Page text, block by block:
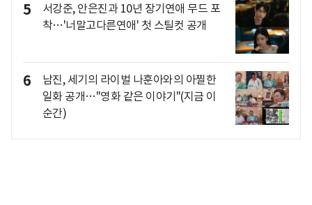
5
서강준, 안은진과 10년 장기연애 무드 포
착…'너말고다른연애' 첫 스틸컷 공개
6
남진, 세기의 라이벌 나훈아와의 아찔한
일화 공개…"영화 같은 이야기"(지금 이
순간)